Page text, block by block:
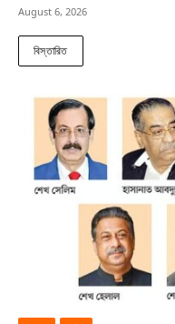
August 6, 2026
বিস্তারিত